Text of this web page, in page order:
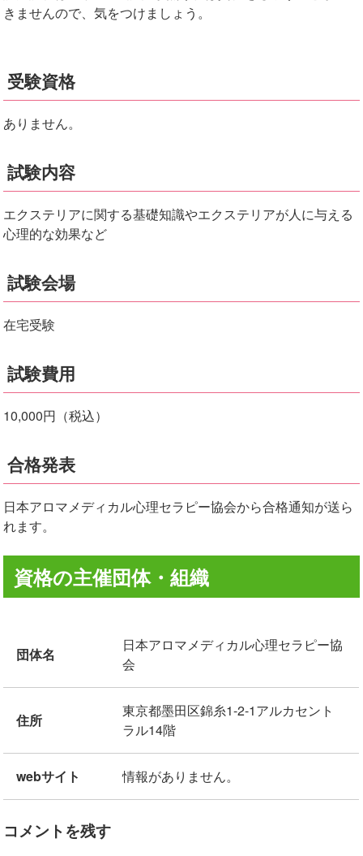
きませんので、気をつけましょう。
受験資格
ありません。
試験内容
エクステリアに関する基礎知識やエクステリアが人に与える
心理的な効果など
試験会場
在宅受験
試験費用
10,000円（税込）
合格発表
日本アロマメディカル心理セラピー協会から合格通知が送ら
れます。
資格の主催団体・組織
団体名
日本アロマメディカル心理セラピー協
会
住所
東京都墨田区錦糸1-2-1アルカセント
ラル14階
webサイト 情報がありません。
コメントを残す